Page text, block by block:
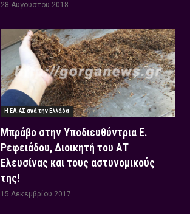
28 Αυγούστου 2018
Η ΕΛ.ΑΣ ανά την Ελλάδα
Μπράβο στην Υποδιευθύντρια Ε.
Ρεφειάδου, Διοικητή του ΑΤ
Ελευσίνας και τους αστυνομικούς
της!
15 Δεκεμβρίου 2017